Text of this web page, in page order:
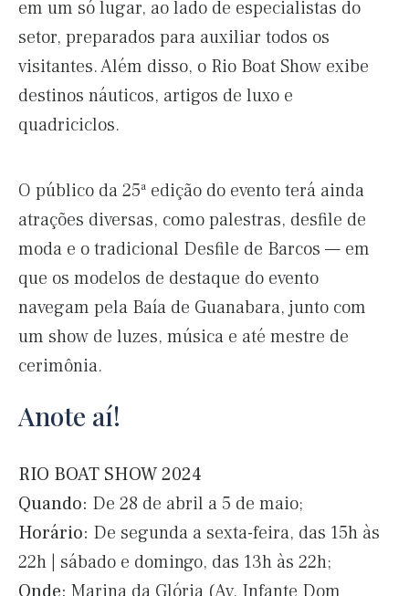
em um só lugar, ao lado de especialistas do
setor, preparados para auxiliar todos os
visitantes. Além disso, o Rio Boat Show exibe
destinos náuticos, artigos de luxo e
quadriciclos.
O público da 25ª edição do evento terá ainda
atrações diversas, como palestras, desfile de
moda e o tradicional Desfile de Barcos — em
que os modelos de destaque do evento
navegam pela Baía de Guanabara, junto com
um show de luzes, música e até mestre de
cerimônia.
Anote aí!
RIO BOAT SHOW 2024
Quando: De 28 de abril a 5 de maio;
Horário: De segunda a sexta-feira, das 15h às
22h
sábado e domingo, das 13h às 22h;